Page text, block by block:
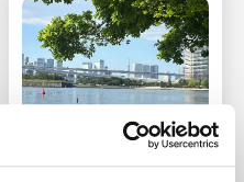
台場必做之事：介紹人